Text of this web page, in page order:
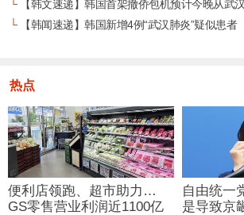
└【韩文速递】韩国首架撤侨包机预计今晚从武
└【韩闻速递】韩国新增4例“武汉肺炎”疑似患者
热点
便利店领跑、超市助力…
GS零售营业利润近1100亿
自由统一
是导致京